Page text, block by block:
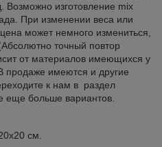
изготовление mix
При изменении веса или
может немного измениться,
точный повтор
от материалов имеющихся у
имеются и другие
к нам в раздел
еще больше вариантов.
см.